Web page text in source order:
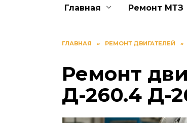
Главная Ремонт МТЗ
ГЛАВНАЯ » РЕМОНТ ДВИГАТЕЛЕЙ »
Ремонт
Д-260.4 Д-